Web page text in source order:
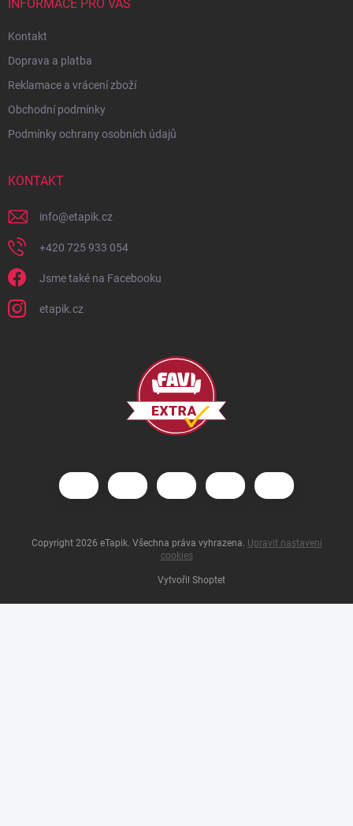
INFORMACE PRO VÁS
Kontakt
Doprava a platba
Reklamace a vrácení zboží
Obchodní podmínky
Podmínky ochrany osobních údajů
KONTAKT
info@etapik.cz
+420 725 933 054
Jsme také na Facebooku
etapik.cz
Vytvořil Shoptet
Copyright 2026 eTapik. Všechna práva vyhrazena. Upravit nastavení
cookies